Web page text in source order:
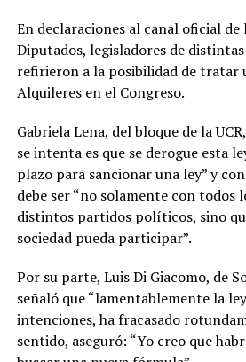
En declaraciones al canal oficial de
Diputados, legisladores de
refirieron a la posibilidad de tratar
Alquileres en el Congreso.
Gabriela Lena, del bloque de la
se intenta es que se derogue esta
plazo para sancionar una ley” y
debe ser “no solamente con todos
distintos partidos políticos, sino
sociedad pueda participar”.
Por su parte, Luis Di Giacomo, de
señaló que “lamentablemente la
intenciones, ha fracasado
sentido, aseguró: “Yo creo que